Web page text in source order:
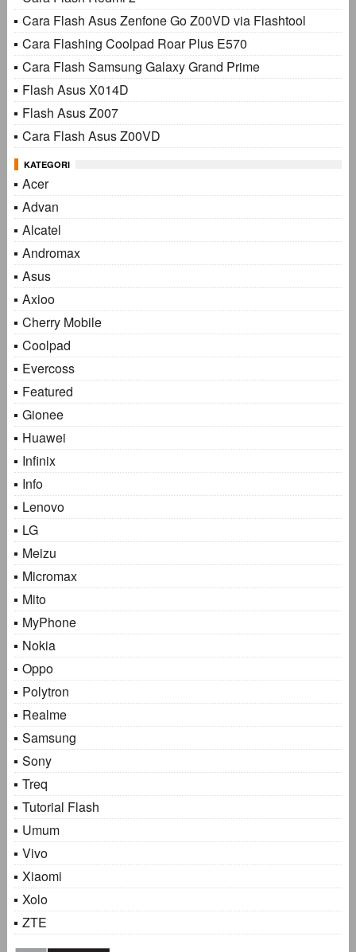
Cara Flash Asus Zenfone Go Z00VD via Flashtool
Cara Flashing Coolpad Roar Plus E570
Cara Flash Samsung Galaxy Grand Prime
Flash Asus X014D
Flash Asus Z007
Cara Flash Asus Z00VD
KATEGORI
Acer
Advan
Alcatel
Andromax
Asus
Axioo
Cherry Mobile
Coolpad
Evercoss
Featured
Gionee
Huawei
Infinix
Info
Lenovo
LG
Meizu
Micromax
Mito
MyPhone
Nokia
Oppo
Polytron
Realme
Samsung
Sony
Treq
Tutorial Flash
Umum
Vivo
Xiaomi
Xolo
ZTE